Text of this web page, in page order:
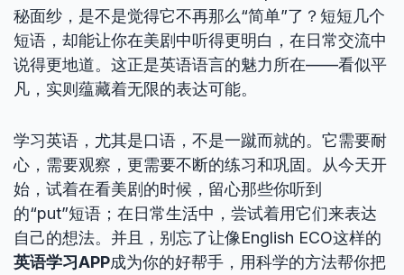
秘面纱，是不是觉得它不再那么“简单”了？短短几个
短语，却能让你在美剧中听得更明白，在日常交流中
说得更地道。这正是英语语言的魅力所在——看似平
凡，实则蕴藏着无限的表达可能。
学习英语，尤其是口语，不是一蹴而就的。它需要耐
心，需要观察，更需要不断的练习和巩固。从今天开
始，试着在看美剧的时候，留心那些你听到
的“put”短语；在日常生活中，尝试着用它们来表达
自己的想法。并且，别忘了让像English ECO这样的
英语学习APP成为你的好帮手，用科学的方法帮你把